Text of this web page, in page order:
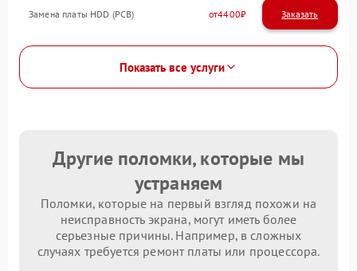
Замена платы HDD (PCB) 4400
Показать все услуги
Другие поломки, которые мы
устраняем
Поломки, которые на первый взгляд похожи на
неисправность экрана, могут иметь более
серьезные причины. Например, в сложных
случаях требуется ремонт платы или процессора.